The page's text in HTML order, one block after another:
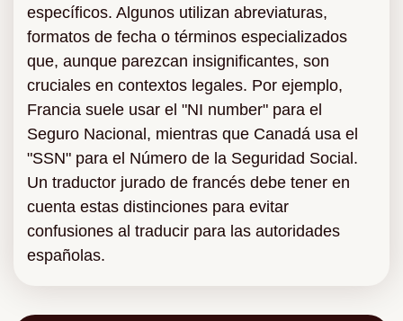
específicos. Algunos utilizan abreviaturas,
formatos de fecha o términos especializados
que, aunque parezcan insignificantes, son
cruciales en contextos legales. Por ejemplo,
Francia suele usar el "NI number" para el
Seguro Nacional, mientras que Canadá usa el
"SSN" para el Número de la Seguridad Social.
Un traductor jurado de francés debe tener en
cuenta estas distinciones para evitar
confusiones al traducir para las autoridades
españolas.